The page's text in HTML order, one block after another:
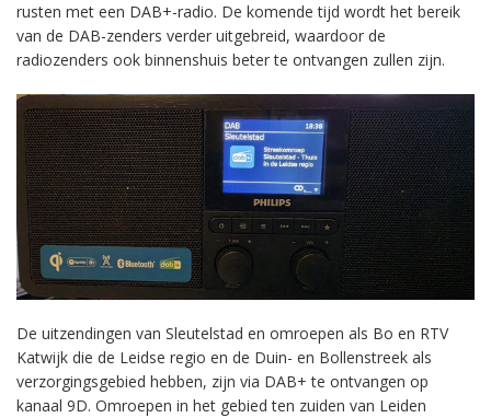
rusten met een DAB+-radio. De komende tijd wordt het bereik
van de DAB-zenders verder uitgebreid, waardoor de
radiozenders ook binnenshuis beter te ontvangen zullen zijn.
De uitzendingen van Sleutelstad en omroepen als Bo en RTV
Katwijk die de Leidse regio en de Duin- en Bollenstreek als
verzorgingsgebied hebben, zijn via DAB+ te ontvangen op
kanaal 9D. Omroepen in het gebied ten zuiden van Leiden